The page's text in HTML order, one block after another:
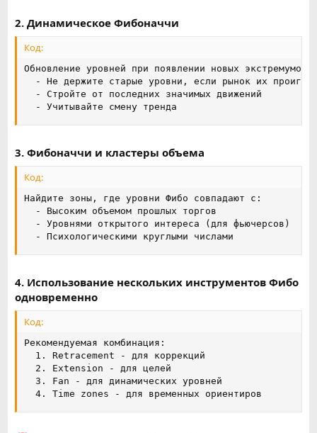
2. Динамическое Фибоначчи
Код:
Обновление уровней при появлении новых экстремумов:
- Не держите старые уровни, если рынок их
  - Стройте от последних значимых движений
  - Учитывайте смену тренда
3. Фибоначчи и кластеры объема
Код:
Найдите зоны, где уровни Фибо совпадают с:
  - Высоким объемом прошлых торгов
  - Уровнями открытого интереса (для фьючерсов)
  - Психологическими круглыми числами
4. Использование нескольких инструментов Фибо
одновременно
Код:
Рекомендуемая комбинация:
  1. Retracement - для коррекций
  2. Extension - для целей
  3. Fan - для динамических уровней
  4. Time zones - для временных ориентиров